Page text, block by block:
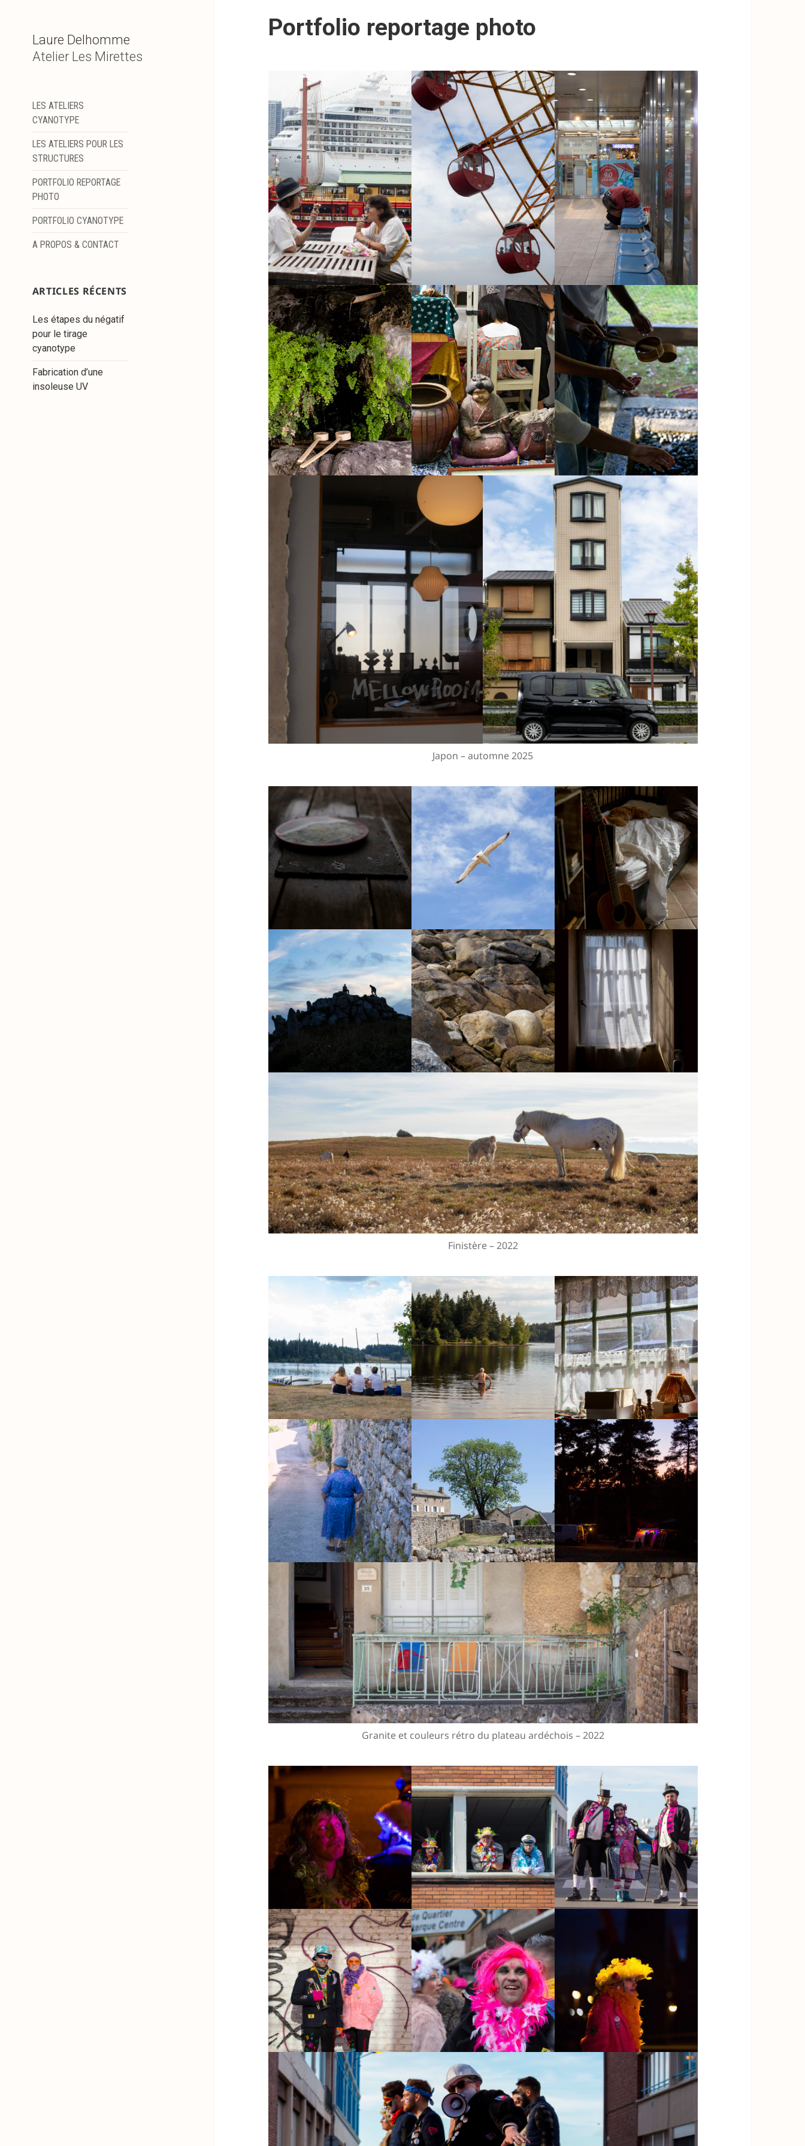
Laure Delhomme
Atelier Les Mirettes
LES ATELIERS
CYANOTYPE
LES ATELIERS POUR LES
STRUCTURES
PORTFOLIO REPORTAGE
PHOTO
PORTFOLIO CYANOTYPE
A PROPOS & CONTACT
ARTICLES RÉCENTS
Les étapes du négatif
pour le tirage
cyanotype
Fabrication d’une
insoleuse UV
Portfolio reportage photo
Japon – automne 2025
Finistère – 2022
Granite et couleurs rétro du plateau ardéchois – 2022